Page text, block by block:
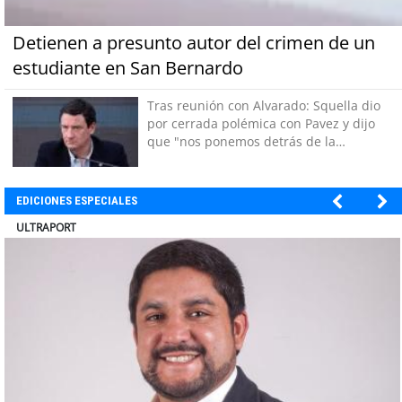
Detienen a presunto autor del crimen de un
estudiante en San Bernardo
Tras reunión con Alvarado: Squella dio
por cerrada polémica con Pavez y dijo
que "nos ponemos detrás de la
EDICIONES ESPECIALES
ULTRAPORT